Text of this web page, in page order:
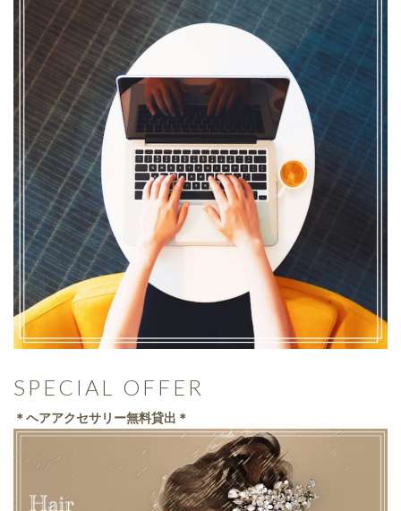
SPECIAL OFFER
＊ヘアアクセサリー無料貸出＊